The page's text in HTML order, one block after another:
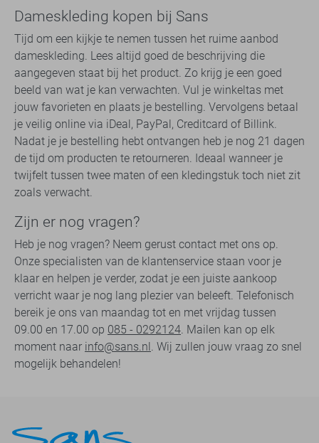
Dameskleding kopen bij Sans
Tijd om een kijkje te nemen tussen het ruime aanbod
dameskleding. Lees altijd goed de beschrijving die
aangegeven staat bij het product. Zo krijg je een goed
beeld van wat je kan verwachten. Vul je winkeltas met
jouw favorieten en plaats je bestelling. Vervolgens betaal
je veilig online via iDeal, PayPal, Creditcard of Billink.
Nadat je je bestelling hebt ontvangen heb je nog 21 dagen
de tijd om producten te retourneren. Ideaal wanneer je
twijfelt tussen twee maten of een kledingstuk toch niet zit
zoals verwacht.
Zijn er nog vragen?
Heb je nog vragen? Neem gerust contact met ons op.
Onze specialisten van de klantenservice staan voor je
klaar en helpen je verder, zodat je een juiste aankoop
verricht waar je nog lang plezier van beleeft. Telefonisch
bereik je ons van maandag tot en met vrijdag tussen
09.00 en 17.00 op 085 - 0292124. Mailen kan op elk
moment naar info@sans.nl. Wij zullen jouw vraag zo snel
mogelijk behandelen!